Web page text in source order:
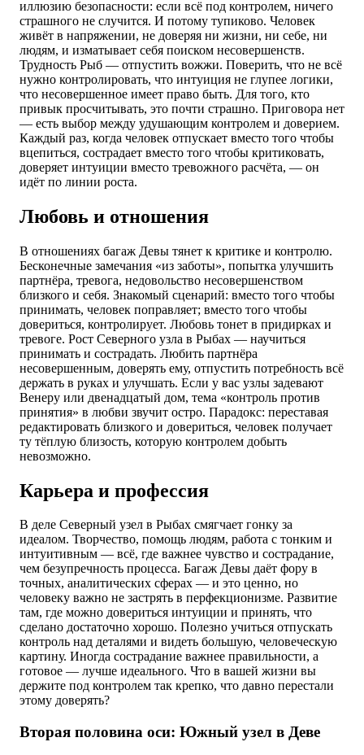
иллюзию безопасности: если всё под контролем, ничего
страшного не случится. И потому тупиково. Человек
живёт в напряжении, не доверяя ни жизни, ни себе, ни
людям, и изматывает себя поиском несовершенств.
Трудность Рыб — отпустить вожжи. Поверить, что не всё
нужно контролировать, что интуиция не глупее логики,
что несовершенное имеет право быть. Для того, кто
привык просчитывать, это почти страшно. Приговора нет
— есть выбор между удушающим контролем и доверием.
Каждый раз, когда человек отпускает вместо того чтобы
вцепиться, сострадает вместо того чтобы критиковать,
доверяет интуиции вместо тревожного расчёта, — он
идёт по линии роста.
Любовь и отношения
В отношениях багаж Девы тянет к критике и контролю.
Бесконечные замечания «из заботы», попытка улучшить
партнёра, тревога, недовольство несовершенством
близкого и себя. Знакомый сценарий: вместо того чтобы
принимать, человек поправляет; вместо того чтобы
довериться, контролирует. Любовь тонет в придирках и
тревоге. Рост Северного узла в Рыбах — научиться
принимать и сострадать. Любить партнёра
несовершенным, доверять ему, отпустить потребность всё
держать в руках и улучшать. Если у вас узлы задевают
Венеру или двенадцатый дом, тема «контроль против
принятия» в любви звучит остро. Парадокс: переставая
редактировать близкого и довериться, человек получает
ту тёплую близость, которую контролем добыть
невозможно.
Карьера и профессия
В деле Северный узел в Рыбах смягчает гонку за
идеалом. Творчество, помощь людям, работа с тонким и
интуитивным — всё, где важнее чувство и сострадание,
чем безупречность процесса. Багаж Девы даёт фору в
точных, аналитических сферах — и это ценно, но
человеку важно не застрять в перфекционизме. Развитие
там, где можно довериться интуиции и принять, что
сделано достаточно хорошо. Полезно учиться отпускать
контроль над деталями и видеть большую, человеческую
картину. Иногда сострадание важнее правильности, а
готовое — лучше идеального. Что в вашей жизни вы
держите под контролем так крепко, что давно перестали
этому доверять?
Вторая половина оси: Южный узел в Деве